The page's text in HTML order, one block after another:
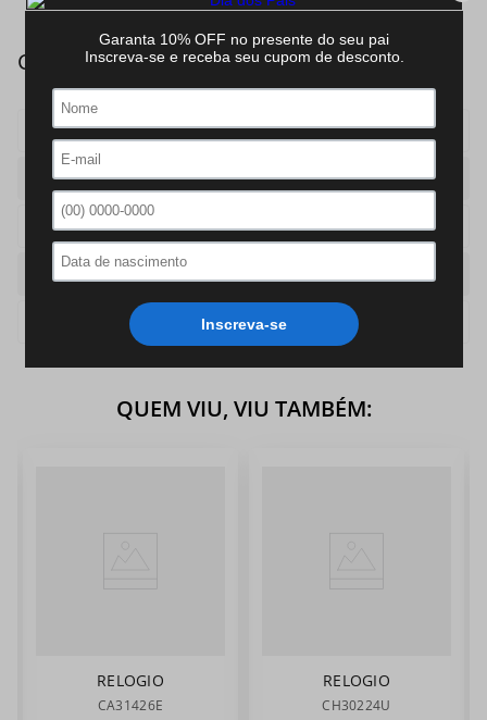
Mecanismo Analogico
Caixa Redonda
Pulseira Silicone
Bicolor
QUEM VIU, VIU TAMBÉM:
RELOGIO
MASCULINO
CA31426E
RELOGIO
MASCULINO
CH30224U